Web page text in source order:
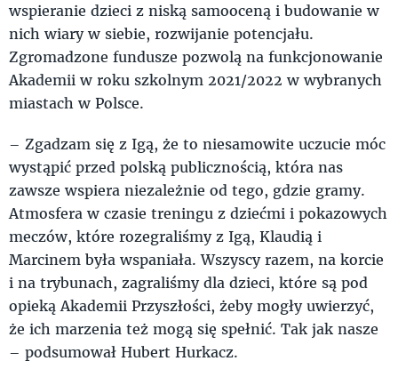
wspieranie dzieci z niską samooceną i budowanie w
nich wiary w siebie, rozwijanie potencjału.
Zgromadzone fundusze pozwolą na funkcjonowanie
Akademii w roku szkolnym 2021/2022 w wybranych
miastach w Polsce.
– Zgadzam się z Igą, że to niesamowite uczucie móc
wystąpić przed polską publicznością, która nas
zawsze wspiera niezależnie od tego, gdzie gramy.
Atmosfera w czasie treningu z dziećmi i pokazowych
meczów, które rozegraliśmy z Igą, Klaudią i
Marcinem była wspaniała. Wszyscy razem, na korcie
i na trybunach, zagraliśmy dla dzieci, które są pod
opieką Akademii Przyszłości, żeby mogły uwierzyć,
że ich marzenia też mogą się spełnić. Tak jak nasze
– podsumował Hubert Hurkacz.